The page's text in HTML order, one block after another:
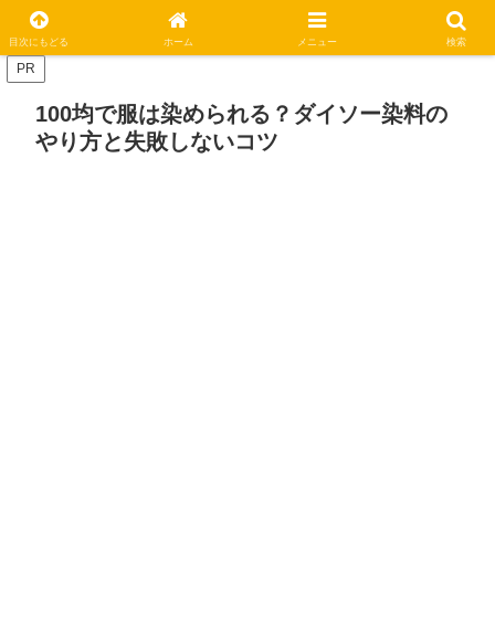
休日はステキな一日にしましょう
PR
100均で服は染められる？ダイソー染料の
やり方と失敗しないコツ
目次にもどる ホーム メニュー 検索